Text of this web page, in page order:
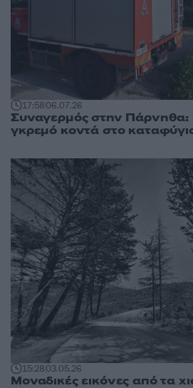
17:5806.07.26
Συναγερμός στην Πάρνηθα:
γκρεμό κοντά στο
15:2803.05.26
Μοναδικές εικόνες από τα